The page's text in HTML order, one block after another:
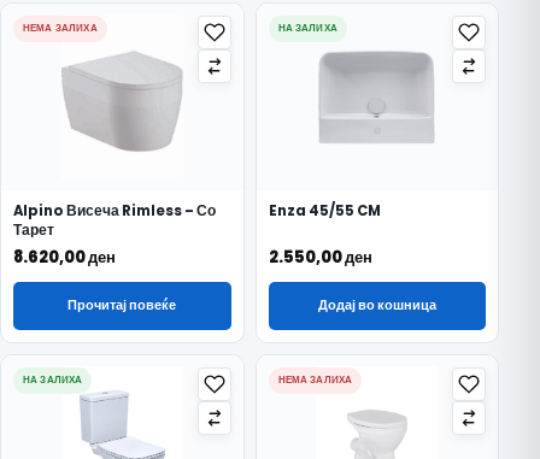
НЕМА ЗАЛИХА
Alpino Висеча Rimless – Со
Тарет
8.620,00ден
Прочитај повеќе
НА ЗАЛИХА
Enza 45/55 CM
2.550,00ден
Додај во кошница
НА ЗАЛИХА НЕМА ЗАЛИХА